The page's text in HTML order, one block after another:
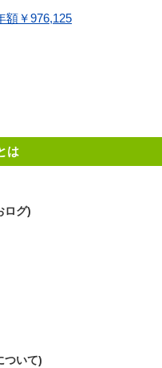
￥976,125
は
ログ)
ついて)